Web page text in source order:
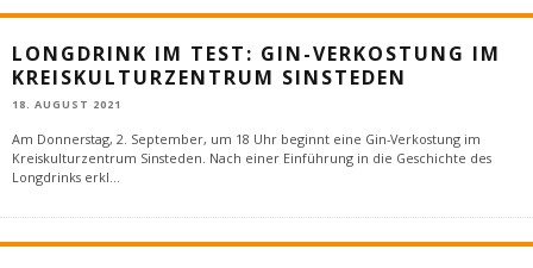
LONGDRINK IM TEST: GIN-VERKOSTUNG IM
KREISKULTURZENTRUM SINSTEDEN
18. AUGUST 2021
Am Donnerstag, 2. September, um 18 Uhr beginnt eine Gin-Verkostung im
Kreiskulturzentrum Sinsteden. Nach einer Einführung in die Geschichte des
Longdrinks erkl...